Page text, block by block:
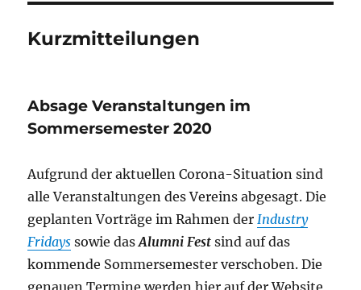
Kurzmitteilungen
Absage Veranstaltungen im
Sommersemester 2020
Aufgrund der aktuellen Corona-Situation sind
alle Veranstaltungen des Vereins abgesagt. Die
geplanten Vorträge im Rahmen derIndustry
Fridays sowie dasAlumni Fest sind auf das
kommende Sommersemester verschoben. Die